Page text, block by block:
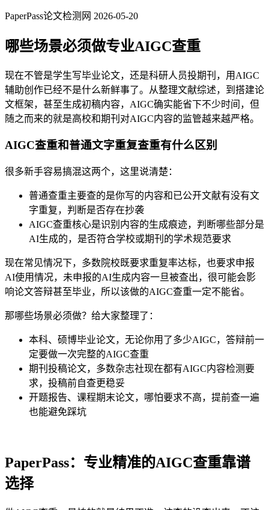
PaperPass论文检测网 2026-05-20
哪些场景必须做专业AIGC查重
现在不管是学生写毕业论文，还是科研人员投期刊，用AIGC
辅助创作已经不是什么新鲜事了。从整理文献综述，到搭建论
文框架，甚至生成初稿内容，AIGC确实能省下不少时间，但
随之而来的就是高校和期刊对AIGC内容的监管越来越严格。
AIGC查重和普通文字重复查重有什么区别
很多新手容易搞混这两个，这里说清楚：
普通查重主要查的是你写的内容和已公开文献有没有文
字重复，判断是否存在抄袭
AIGC查重核心是识别内容的生成痕迹，判断哪些部分是
AI生成的，是否符合学校或期刊的学术规范要求
现在常见情况下，多数院校既要求重复率达标，也要求申报
AI使用情况，未申报的AI生成内容一旦被查出，很可能会影
响论文答辩甚至毕业，所以该做的AIGC查重一定不能省。
那哪些场景必须做？给大家整理了：
本科、硕博毕业论文，无论你用了多少AIGC，答辩前一
定要做一次完整的AIGC查重
期刊投稿论文，多数杂志社现在都有AIGC内容检测要
求，投稿前自查更稳妥
开题报告、课程期末论文，哪怕要求不高，提前查一遍
也能避免踩坑
PaperPass：专业精准的AIGC查重靠谱
选择